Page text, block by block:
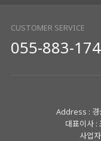
CUSTOMER SERVICE
055-883-
Address : 경
대표이사 :
사업